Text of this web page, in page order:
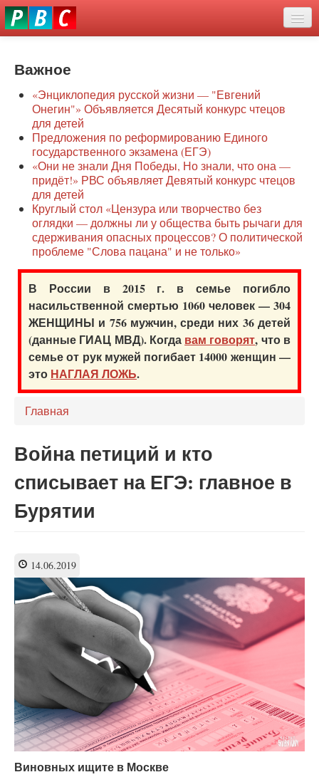
Перейти
к
О нас
Защита семей
Образование
Наше сопротивление
Регионы
Видео
Важное
«Энциклопедия русской жизни — "Евгений
Онегин"» Объявляется Десятый конкурс чтецов
для детей
Предложения по реформированию Единого
государственного экзамена (ЕГЭ)
«Они не знали Дня Победы, Но знали, что она —
придёт!» РВС объявляет Девятый конкурс чтецов
для детей
Круглый стол «Цензура или творчество без
оглядки — должны ли у общества быть рычаги для
сдерживания опасных процессов? О политической
проблеме "Слова пацана" и не только»
В России в 2015 г. в семье погибло
насильственной смертью 1060 человек — 304
ЖЕНЩИНЫ и 756 мужчин, среди них 36 детей
(данные ГИАЦ МВД). Когда вам говорят, что в
семье от рук мужей погибает 14000 женщин —
это НАГЛАЯ ЛОЖЬ.
Главная
Война петиций и кто
списывает на ЕГЭ: главное в
Бурятии
14.06.2019
Виновных ищите в Москве